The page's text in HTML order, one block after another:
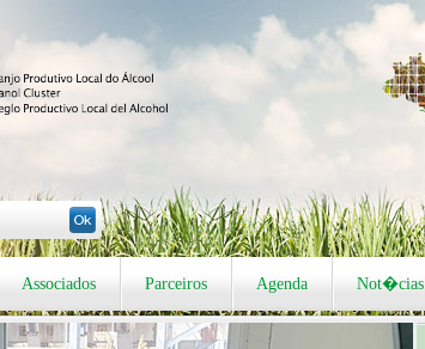
Associados Parceiros Agenda Not�cias